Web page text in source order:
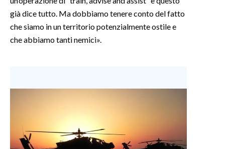
già dice tutto. Ma dobbiamo tenere conto del fatto
che siamo in un territorio potenzialmente ostile e
che abbiamo tanti nemici».